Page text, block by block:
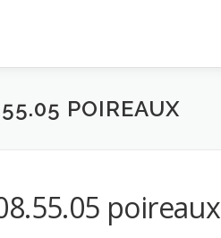
POIREAUX
poireaux